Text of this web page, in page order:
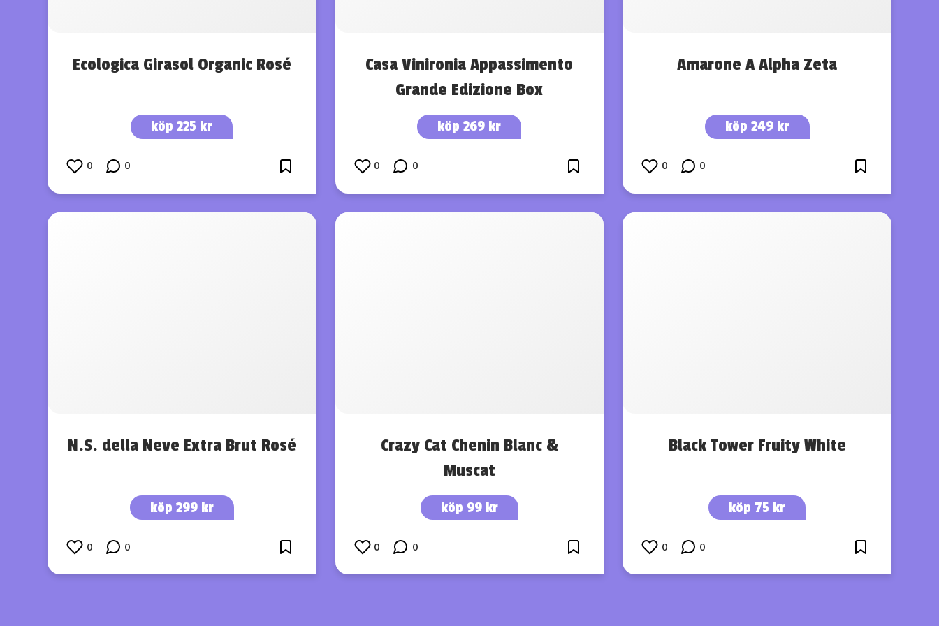
Ecologica Girasol Organic Rosé
köp 225 kr
0 0
Casa Vinironia Appassimento
Grande Edizione Box
köp 269 kr
0 0
Amarone A Alpha Zeta
köp 249 kr
0 0
N.S. della Neve Extra Brut Rosé
köp 299 kr
0 0
Crazy Cat Chenin Blanc &
Muscat
köp 99 kr
0 0
Black Tower Fruity White
köp 75 kr
0 0